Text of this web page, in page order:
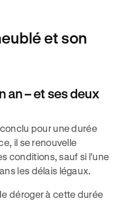
et son
an – et ses deux
pour une durée
il se renouvelle
conditions, sauf si l'une
les délais légaux.
déroger à cette durée